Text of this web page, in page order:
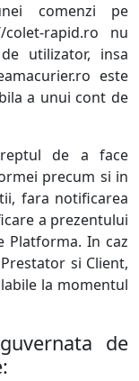
comenzi pe
colet-rapid.ro nu
utilizator, insa
este
a unui cont de
de a face
precum si in
fara notificarea
a prezentului
Platforma. In caz
si Client,
la momentul
de